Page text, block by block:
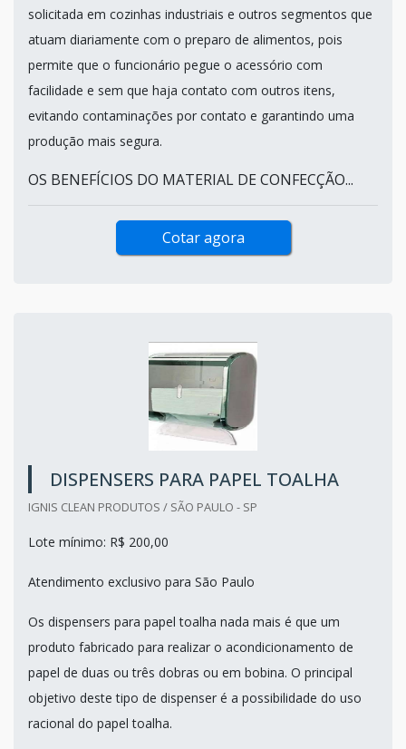
solicitada em cozinhas industriais e outros segmentos que
atuam diariamente com o preparo de alimentos, pois
permite que o funcionário pegue o acessório com
facilidade e sem que haja contato com outros itens,
evitando contaminações por contato e garantindo uma
produção mais segura.
OS BENEFÍCIOS DO MATERIAL DE CONFECÇÃO...
Cotar agora
DISPENSERS PARA PAPEL TOALHA
IGNIS CLEAN PRODUTOS / SÃO PAULO - SP
Lote mínimo: R$ 200,00
Atendimento exclusivo para São Paulo
Os dispensers para papel toalha nada mais é que um
produto fabricado para realizar o acondicionamento de
papel de duas ou três dobras ou em bobina. O principal
objetivo deste tipo de dispenser é a possibilidade do uso
racional do papel toalha.